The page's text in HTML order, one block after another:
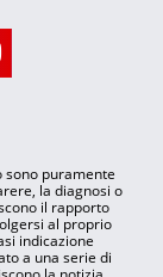
sono puramente
la diagnosi o
il rapporto
al proprio
indicazione
a una serie di